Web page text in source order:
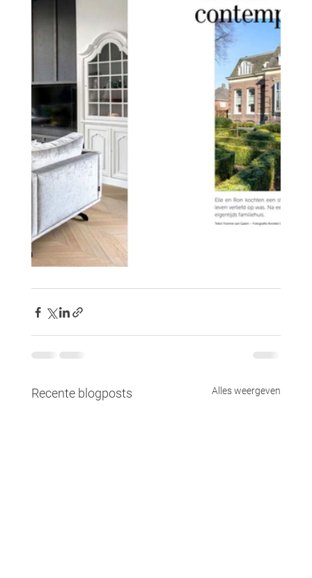
Recente blogposts Alles weergeven